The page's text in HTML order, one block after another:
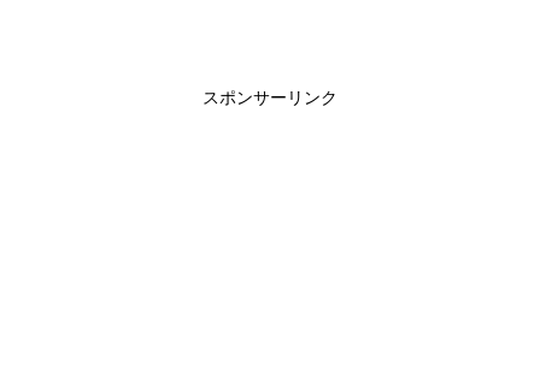
スポンサーリンク